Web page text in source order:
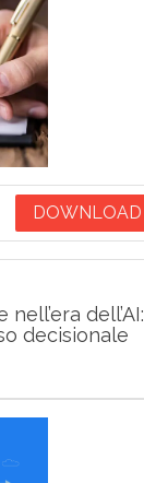
DOWNLOAD
dell’AI:
decisionale